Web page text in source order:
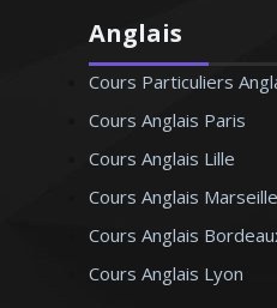
Anglais
Cours Particuliers
Cours Anglais Paris
Cours Anglais Lille
Cours Anglais Marseille
Cours Anglais
Cours Anglais Lyon